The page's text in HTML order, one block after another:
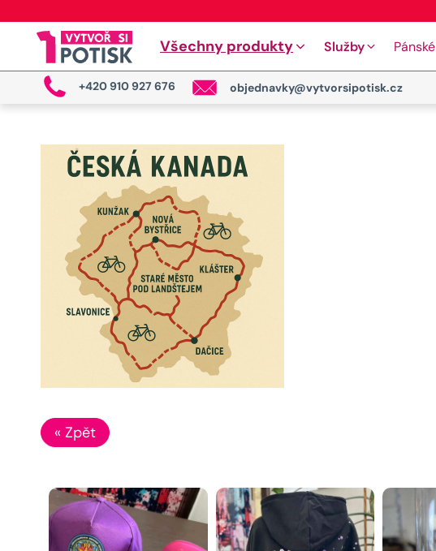
Všechny produkty Služby Pánské
+420 910 927 676 objednavky@vytvorsipotisk.cz
« Zpět